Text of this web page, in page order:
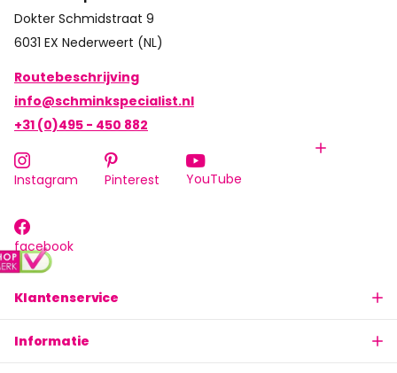
Klantenservice
Informatie
Dokter Schmidstraat 9
6031 EX Nederweert (NL)
Routebeschrijving
info@schminkspecialist.nl
+31 (0)495 - 450 882
Instagram Pinterest YouTube
facebook